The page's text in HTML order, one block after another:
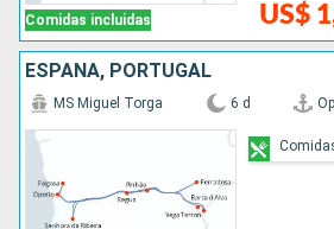
Comidas incluidas US$
ESPAÑA, PORTUGAL
MS Miguel Torga 6 d